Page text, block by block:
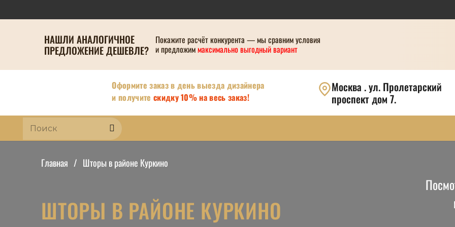
НАШЛИ АНАЛОГИЧНОЕ
ПРЕДЛОЖЕНИЕ ДЕШЕВЛЕ?
Покажите расчёт конкурента — мы сравним условия
и предложиммаксимально выгодный вариант
Оформите заказ в день выезда дизайнера
и получите скидку 10% на весь заказ!
Москва . ул. Пролетарский
проспект дом 7.
Главная / Шторы в районе Куркино
ШТОРЫ В РАЙОНЕ КУРКИНО